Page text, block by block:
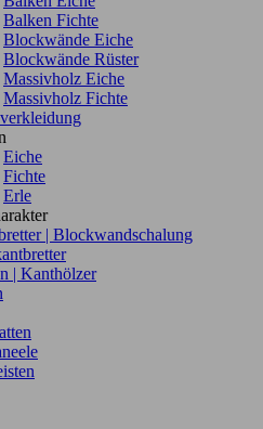
Balken Fichte
Blockwände Eiche
Blockwände Rüster
Massivholz Eiche
Massivholz Fichte
Eiche
Fichte
Erle
| Blockwandschalung
| Kanthölzer